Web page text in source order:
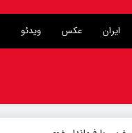
ایران عکس ویدئو